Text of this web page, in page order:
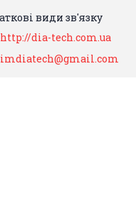
http://dia-tech.com.ua
imdiatech@gmail.com